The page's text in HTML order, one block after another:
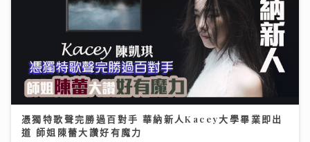
憑獨特歌聲完勝過百對手 華納新人Kacey大學畢業即出
道 師姐陳蕾大讚好有魔力